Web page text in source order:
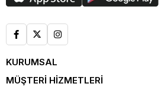
KURUMSAL
MÜŞTERİ HİZMETLERİ